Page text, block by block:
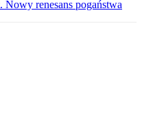
renesans pogaństwa